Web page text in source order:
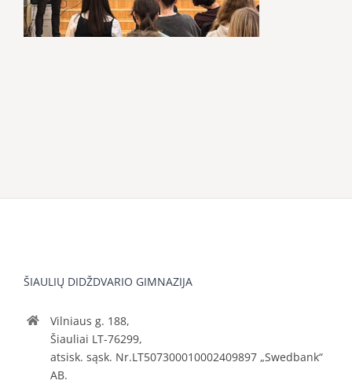
ŠIAULIŲ DIDŽDVARIO GIMNAZIJA
Vilniaus g. 188,
Šiauliai LT-76299,
atsisk. sąsk. Nr.LT507300010002409897 „Swedbank“
AB.